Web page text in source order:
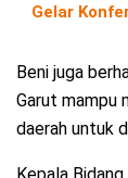
Gelar
Beni juga
Garut mampu
daerah untuk
Kepala